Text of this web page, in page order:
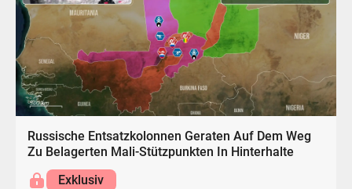
Russische Entsatzkolonnen Geraten Auf Dem Weg
Zu Belagerten Mali-Stützpunkten In Hinterhalte
Exklusiv